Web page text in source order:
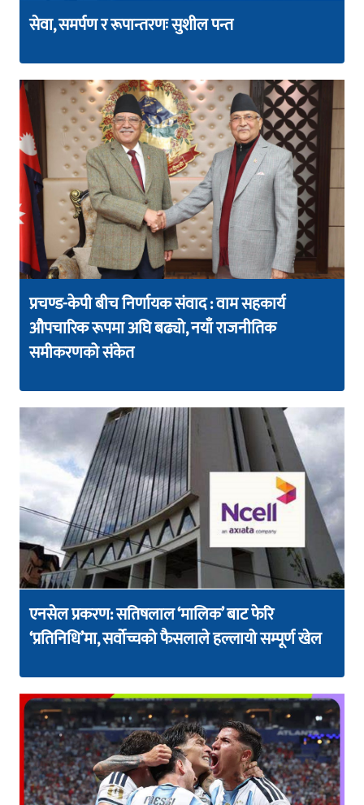
सेवा, समर्पण र रूपान्तरणः सुशील पन्त
प्रचण्ड-केपी बीच निर्णायक संवाद : वाम सहकार्य
औपचारिक रूपमा अघि बढ्यो, नयाँ राजनीतिक
समीकरणको संकेत
एनसेल प्रकरण: सतिषलाल ‘मालिक’ बाट फेरि
‘प्रतिनिधि’मा, सर्वोच्चको फैसलाले हल्लायो सम्पूर्ण खेल